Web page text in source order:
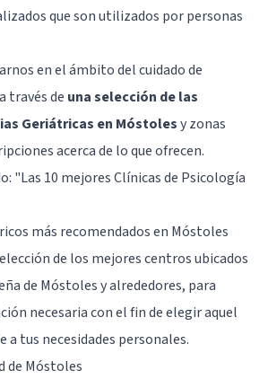
que son utilizados por personas
en el ámbito del cuidado de
través de una selección de las
Geriátricas en Móstolesy zonas
acerca de lo que ofrecen.
"Las 10 mejores Clínicas de Psicología
más recomendados en Móstoles
de los mejores centros ubicados
de Móstoles y alrededores, para
necesaria con el fin de elegir aquel
a tus necesidades personales.
de Móstoles